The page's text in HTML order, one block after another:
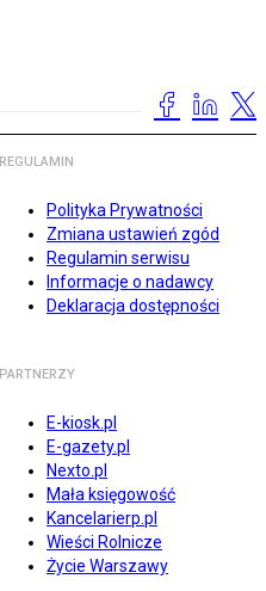
REGULAMIN
Polityka Prywatności
Zmiana ustawień zgód
Regulamin serwisu
Informacje o nadawcy
Deklaracja dostępności
PARTNERZY
E-kiosk.pl
E-gazety.pl
Nexto.pl
Mała księgowość
Kancelarierp.pl
Wieści Rolnicze
Życie Warszawy